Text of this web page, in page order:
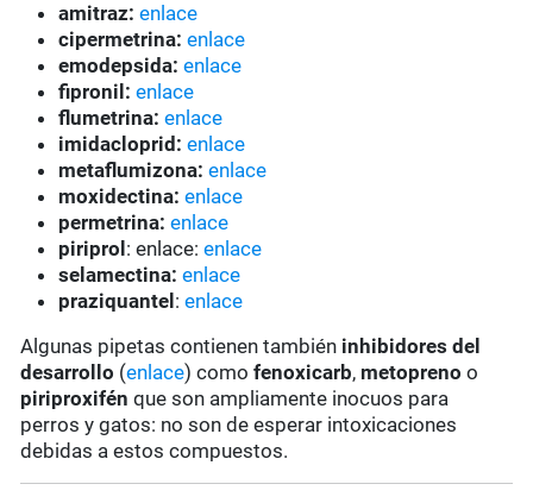
amitraz: enlace
cipermetrina: enlace
emodepsida:enlace
fipronil: enlace
flumetrina: enlace
imidacloprid:enlace
metaflumizona: enlace
moxidectina:enlace
permetrina:enlace
piriprol : enlace:enlace
selamectina:enlace
praziquantel :enlace
Algunas pipetas contienen también inhibidores del
desarrollo (enlace) comofenoxicarb, metopreno o
piriproxifén que son ampliamente inocuos para
perros y gatos: no son de esperar intoxicaciones
debidas a estos compuestos.